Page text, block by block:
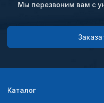
Мы перезвоним вам с
Каталог